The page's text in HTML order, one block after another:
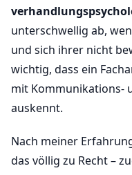
unterschwellig ab,
und sich ihrer nicht
wichtig, dass ein
mit Kommunikations-
auskennt.
Nach meiner
das völlig zu Recht –